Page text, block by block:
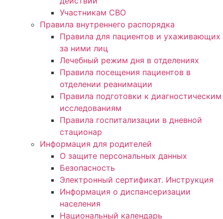
Участникам СВО
Правила внутреннего распорядка
Правила для пациентов и ухаживающих
за ними лиц
Лечебный режим дня в отделениях
Правила посещения пациентов в
отделении реанимации
Правила подготовки к диагностическим
исследованиям
Правила госпитализации в дневной
стационар
Информация для родителей
О защите персональных данных
Безопасность
Электронный сертификат. Инструкция
Информация о диспансеризации
населения
Национальный календарь